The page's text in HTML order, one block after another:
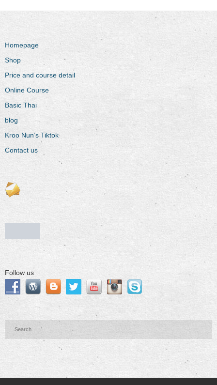
Homepage
Shop
Price and course detail
Online Course
Basic Thai
blog
Kroo Nun’s Tiktok
Contact us
Follow us